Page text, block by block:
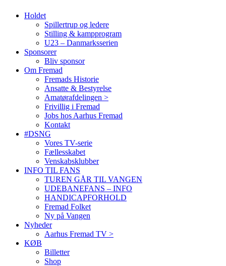
Holdet
Spillertrup og ledere
Stilling & kampprogram
U23 – Danmarksserien
Sponsorer
Bliv sponsor
Om Fremad
Fremads Historie
Ansatte & Bestyrelse
Amatørafdelingen >
Frivillig i Fremad
Jobs hos Aarhus Fremad
Kontakt
#DSNG
Vores TV-serie
Fællesskabet
Venskabsklubber
INFO TIL FANS
TUREN GÅR TIL VANGEN
UDEBANEFANS – INFO
HANDICAPFORHOLD
Fremad Folket
Ny på Vangen
Nyheder
Aarhus Fremad TV >
KØB
Billetter
Shop